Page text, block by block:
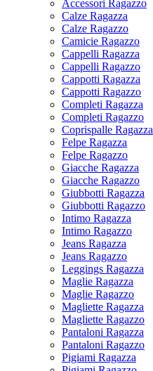
Accessori Ragazzo
Calze Ragazza
Calze Ragazzo
Camicie Ragazzo
Cappelli Ragazza
Cappelli Ragazzo
Cappotti Ragazza
Cappotti Ragazzo
Completi Ragazza
Completi Ragazzo
Coprispalle Ragazza
Felpe Ragazza
Felpe Ragazzo
Giacche Ragazza
Giacche Ragazzo
Giubbotti Ragazza
Giubbotti Ragazzo
Intimo Ragazza
Intimo Ragazzo
Jeans Ragazza
Jeans Ragazzo
Leggings Ragazza
Maglie Ragazza
Maglie Ragazzo
Magliette Ragazza
Magliette Ragazzo
Pantaloni Ragazza
Pantaloni Ragazzo
Pigiami Ragazza